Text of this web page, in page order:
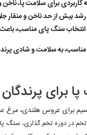
برای سلامت پا، ناخن
رشد بیش از حد ناخن و منقار
سنگ پای مناسب،
به سلامت و شادی
برای پرندگان
برای عروس هلندی، مرغ
در دوره تخم گذاری، سنگ پا